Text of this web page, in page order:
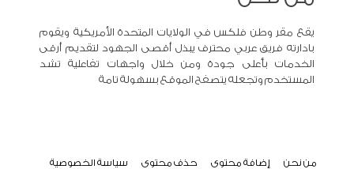
يقع مقر وطن فلكس في الولايات المتحدة الأمريكية ويقوم
بادارته فريق عربي محترف يبذل أقصى الجهود لتقديم أرقى
الخدمات بأعلى جودة ومن خلال واجهات تفاعلية تشد
المستخدم وتجعله يتصفح الموقع بسهولة تامة
من نحن إضافة محتوى حذف محتوى
سياسة الخصوصية